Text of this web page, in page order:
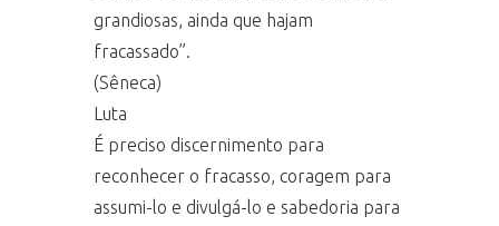
grandiosas, ainda que hajam
fracassado”.
(Sêneca)
Luta
É preciso discernimento para
reconhecer o fracasso, coragem para
assumi-lo e divulgá-lo e sabedoria para